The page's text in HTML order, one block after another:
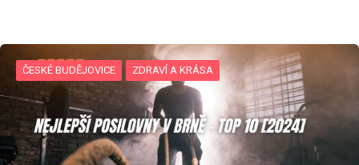
ČESKÉ BUDĚJOVICE ZDRAVÍ A KRÁSA